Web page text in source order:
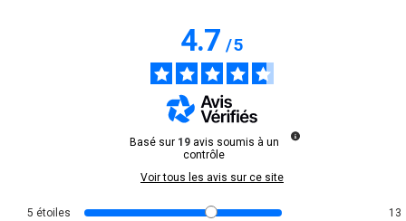
4.7/5
Basé sur 19 avis soumis à un
contrôle
Voir tous les avis sur ce site
5 étoiles
13